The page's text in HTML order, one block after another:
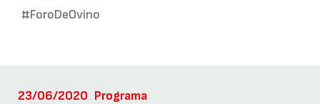
#ForoDeOvino
23/06/2020 Programa